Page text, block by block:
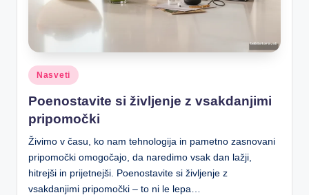
Posted
in
Nasveti
Poenostavite si življenje z vsakdanjimi
pripomočki
Živimo v času, ko nam tehnologija in pametno zasnovani
pripomočki omogočajo, da naredimo vsak dan lažji,
hitrejši in prijetnejši. Poenostavite si življenje z
vsakdanjimi pripomočki – to ni le lepa…